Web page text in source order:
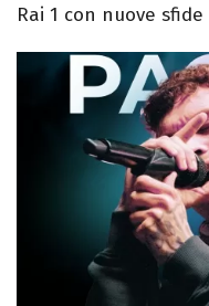
Rai 1 con nuove